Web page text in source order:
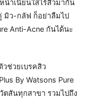
าเนียนใสไร้สิวมากัน
มิว-กลัฟ ก็อย่าลืมไป
Anti-Acne กันได้นะ
ช่วยเบรคสิว
By Watsons Pure
ตสันทุกสาขา รวมไปถึง